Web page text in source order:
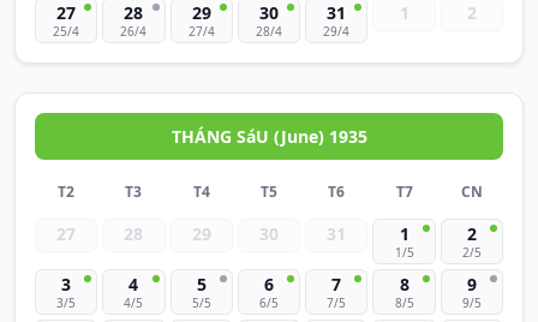
27
25/4
28
26/4
29
27/4
30
28/4
31
29/4
1 2
THÁNG SáU (June) 1935
T2 T3 T4 T5 T6 T7 CN
27 28 29 30 31 1
1/5
2
2/5
3
3/5
4
4/5
5
5/5
6
6/5
7
7/5
8
8/5
9
9/5